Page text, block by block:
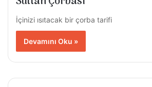
İçinizi ısıtacak bir çorba tarifi
Devamını Oku »